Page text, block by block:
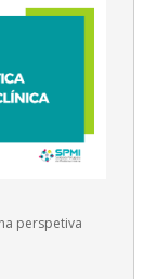
perspetiva